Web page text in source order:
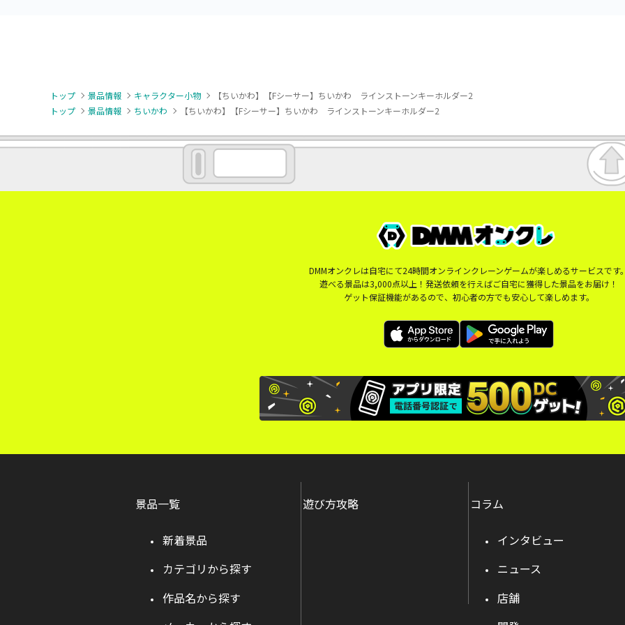
トップ 景品情報 キャラクター小物
【ちいかわ】【Fシーサー】ちいかわ ラインストーンキーホルダー2
トップ
景品情報 ちいかわ 【ちいかわ】【Fシーサー】ちいかわ ラインストーンキーホルダー2
DMMオンクレは自宅にて24時間オンラインクレーンゲームが楽しめるサービスです
遊べる景品は3,000点以上！発送依頼を行えばご自宅に獲得した景品をお届け！
ゲット保証機能があるので、初心者の方でも安心して楽しめます。
景品一覧
新着景品
カテゴリから探す
作品名から探す
遊び方攻略 コラム
インタビュー
ニュース
店舗